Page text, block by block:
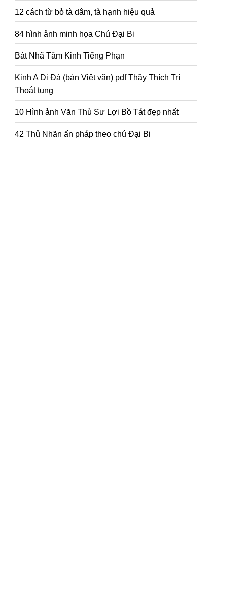
12 cách từ bỏ tà dâm, tà hạnh hiệu quả
84 hình ảnh minh họa Chú Đại Bi
Bát Nhã Tâm Kinh Tiếng Phạn
Kinh A Di Đà (bản Việt văn) pdf Thầy Thích Trí
Thoát tụng
10 Hình ảnh Văn Thù Sư Lợi Bồ Tát đẹp nhất
42 Thủ Nhãn ấn pháp theo chú Đại Bi